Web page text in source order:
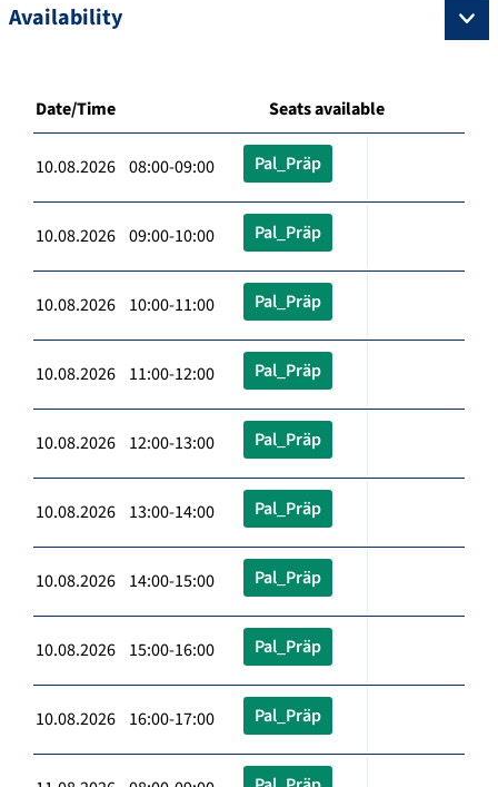
Availability
Date/Time Seats available
10.08.2026 08:00-09:00 Pal_Präp
10.08.2026 09:00-10:00 Pal_Präp
10.08.2026 10:00-11:00 Pal_Präp
10.08.2026 11:00-12:00 Pal_Präp
10.08.2026 12:00-13:00 Pal_Präp
10.08.2026 13:00-14:00 Pal_Präp
10.08.2026 14:00-15:00 Pal_Präp
10.08.2026 15:00-16:00 Pal_Präp
10.08.2026 16:00-17:00 Pal_Präp